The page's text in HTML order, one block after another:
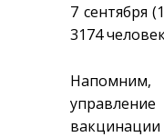
7 сентября
3174
Напомним,